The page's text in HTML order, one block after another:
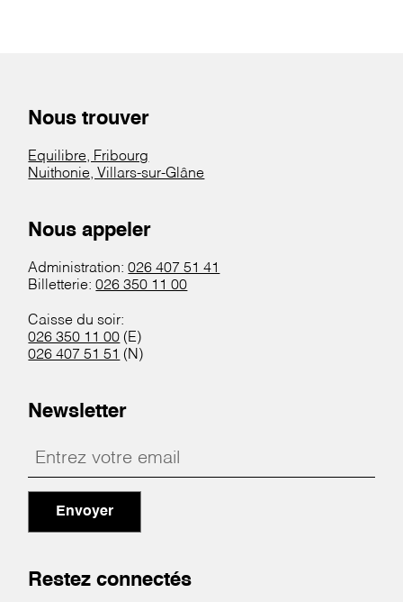
Nous trouver
Equilibre, Fribourg
Nuithonie, Villars-sur-Glâne
Nous appeler
Administration:026 407 51 41
Billetterie:026 350 11 00
Caisse du soir:
026 350 11 00 (E)
026 407 51 51 (N)
Newsletter
Envoyer
Restez connectés